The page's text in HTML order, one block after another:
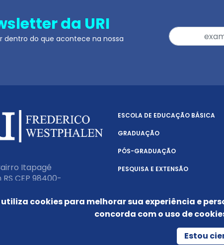
da URI
dentro do que acontece na nossa
Itapagé
CEP 98400-
ESCOLA DE EDUCAÇÃO BÁSICA
GRADUAÇÃO
PÓS-GRADUAÇÃO
PESQUISA E EXTENSÃO
POLÍTICA DE PRIVACIDADE
utiliza cookies para melhorar sua experiência e
concorda com o uso de
Estou